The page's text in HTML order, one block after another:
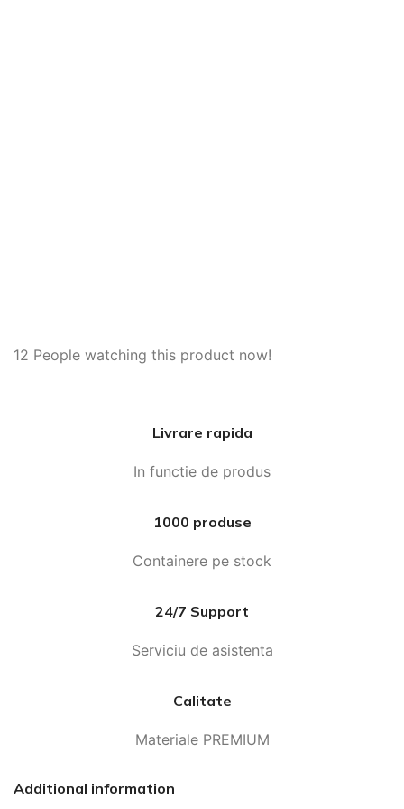
12 People watching this product now!
Livrare rapida
In functie de produs
1000 produse
Containere pe stock
24/7 Support
Serviciu de asistenta
Calitate
Materiale PREMIUM
Additional information